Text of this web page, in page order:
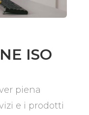
ISO
piena
e i prodotti